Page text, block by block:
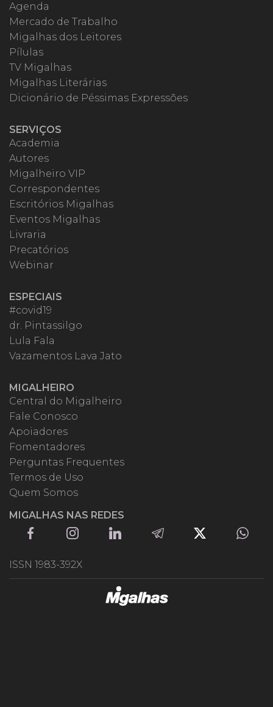
Agenda
Mercado de Trabalho
Migalhas dos Leitores
Pílulas
TV Migalhas
Migalhas Literárias
Dicionário de Péssimas Expressões
SERVIÇOS
Academia
Autores
Migalheiro VIP
Correspondentes
Escritórios Migalhas
Eventos Migalhas
Livraria
Precatórios
Webinar
ESPECIAIS
#covid19
dr. Pintassilgo
Lula Fala
Vazamentos Lava Jato
MIGALHEIRO
Central do Migalheiro
Fale Conosco
Apoiadores
Fomentadores
Perguntas Frequentes
Termos de Uso
Quem Somos
MIGALHAS NAS REDES
ISSN 1983-392X